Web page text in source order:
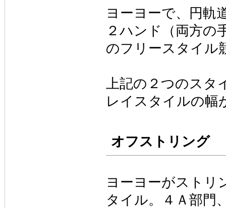
ヨーヨーで、円軌
２ハンド（両方の
のフリースタイル
上記の２つのス
レイスタイルの幅
オフストリング
ヨーヨーがストリ
タイル。４Ａ部門